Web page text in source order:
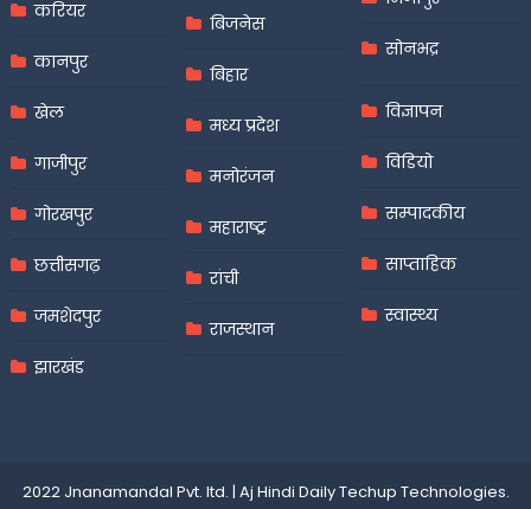
करियर
कानपुर
खेल
गाजीपुर
गोरखपुर
छत्तीसगढ़
जमशेदपुर
झारखंड
बिजनेस
बिहार
मध्य प्रदेश
मनोरंजन
महाराष्ट्र
रांची
राजस्थान
सोनभद्र
विज्ञापन
विडियो
सम्पादकीय
साप्ताहिक
स्वास्थ्य
2022 Jnanamandal Pvt. ltd. | Aj Hindi DailyTechup Technologies.